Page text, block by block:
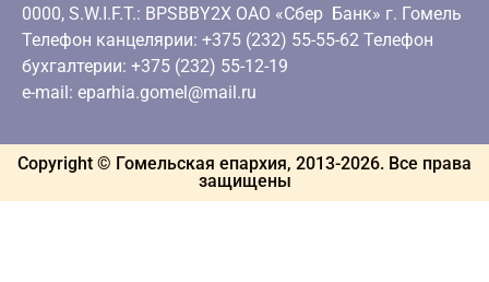
0000, S.W.I.F.T.: BPSBBY2X ОАО «Сбер Банк» г. Гомель
Телефон канцелярии: +375 (232) 55-55-62 Телефон
бухгалтерии: +375 (232) 55-12-19
e-mail: eparhia.gomel@mail.ru
Copyright © Гомельская епархия, 2013-2026. Все права
защищены